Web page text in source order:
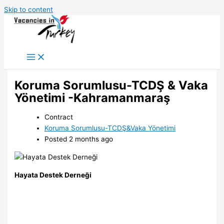
Skip to content
Koruma Sorumlusu-TCDŞ & Vaka
Yönetimi -Kahramanmaraş
Contract
Koruma Sorumlusu-TCDŞ&Vaka Yönetimi
Posted 2 months ago
Hayata Destek Derneği